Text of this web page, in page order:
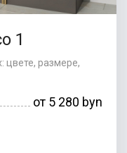
1
цвете, размере,
от 5 280 byn